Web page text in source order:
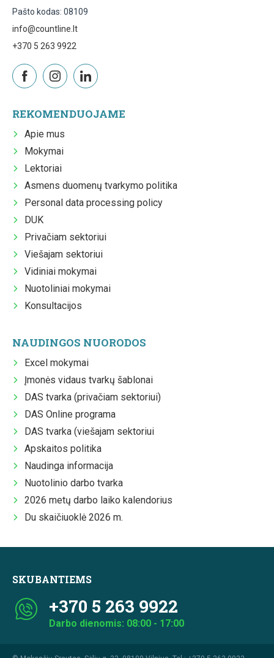
Pašto kodas: 08109
info@countline.lt
+370 5 263 9922
REKOMENDUOJAME
Apie mus
Mokymai
Lektoriai
Asmens duomenų tvarkymo politika
Personal data processing policy
DUK
Privačiam sektoriui
Viešajam sektoriui
Vidiniai mokymai
Nuotoliniai mokymai
Konsultacijos
NAUDINGOS NUORODOS
Excel mokymai
Įmonės vidaus tvarkų šablonai
DAS tvarka (privačiam sektoriui)
DAS Online programa
DAS tvarka (viešajam sektoriui
Apskaitos politika
Naudinga informacija
Nuotolinio darbo tvarka
2026 metų darbo laiko kalendorius
Du skaičiuoklė 2026 m.
SKUBANTIEMS
+370 5 263 9922
Darbo dienomis: 08:00 - 17:00